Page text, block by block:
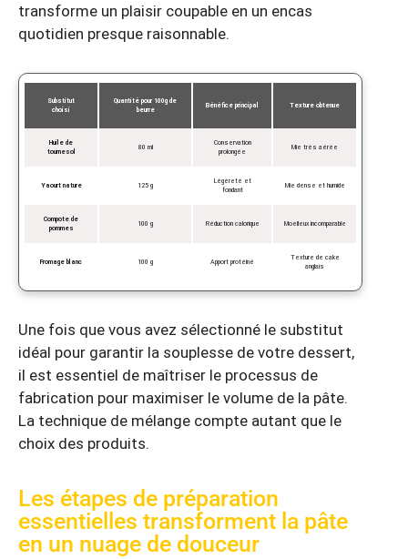
transforme un plaisir coupable en un encas
quotidien presque raisonnable.
Substitut
choisi
Quantité pour 100g de
beurre
Bénéfice principal Texture obtenue
Huile de
tournesol
80 ml
Conservation
prolongée
Mie très aérée
Yaourt nature 125 g
Légèreté et
fondant
Mie dense et humide
Compote de
pommes
100 g Réduction calorique Moelleux incomparable
Fromage blanc 100 g Apport protéiné
Texture de cake
anglais
Une fois que vous avez sélectionné le substitut
idéal pour garantir la souplesse de votre dessert,
il est essentiel de maîtriser le processus de
fabrication pour maximiser le volume de la pâte.
La technique de mélange compte autant que le
choix des produits.
Les étapes de préparation
essentielles transforment la pâte
en un nuage de douceur